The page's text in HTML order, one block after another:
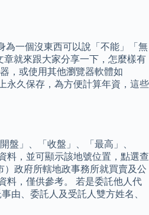
為一個沒東西可以說「不能」「無
章就來跟大家分享一下，怎麼樣有
，或使用其他瀏覽器軟體如
永久保存，為方便計算年資，這些
盤」、「收盤」、「最高」、
料，並可顯示該地號位置，點選查
政府所轄地政事務所就買賣及公
料，僅供參考。 若是委託他人代
由、委託人及受託人雙方姓名、